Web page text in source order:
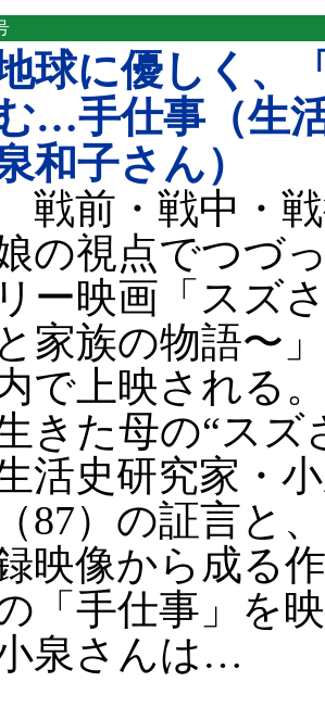
球に優しく、
…手仕事（生
和子さん）
戦前・戦中・
の視点でつづ
リー映画「スズ
と家族の物語〜
で上映される
きた母の“スズ
活史研究家・
（87）の証言と
映像から成る
「手仕事」を
泉さんは…